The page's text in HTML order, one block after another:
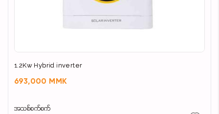
1.2Kw Hybrid inverter
693,000 MMK
အသစ်စက်စက်